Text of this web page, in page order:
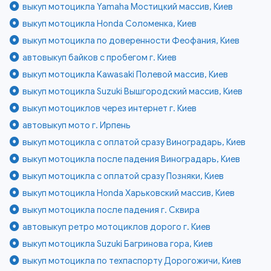
выкуп мотоцикла Yamaha Мостицкий массив, Киев
выкуп мотоцикла Honda Соломенка, Киев
выкуп мотоцикла по доверенности Феофания, Киев
автовыкуп байков с пробегом г. Киев
выкуп мотоцикла Kawasaki Полевой массив, Киев
выкуп мотоцикла Suzuki Вышгородский массив, Киев
выкуп мотоциклов через интернет г. Киев
автовыкуп мото г. Ирпень
выкуп мотоцикла с оплатой сразу Виноградарь, Киев
выкуп мотоцикла после падения Виноградарь, Киев
выкуп мотоцикла с оплатой сразу Позняки, Киев
выкуп мотоцикла Honda Харьковский массив, Киев
выкуп мотоцикла после падения г. Сквира
автовыкуп ретро мотоциклов дорого г. Киев
выкуп мотоцикла Suzuki Багринова гора, Киев
выкуп мотоцикла по техпаспорту Дорогожичи, Киев